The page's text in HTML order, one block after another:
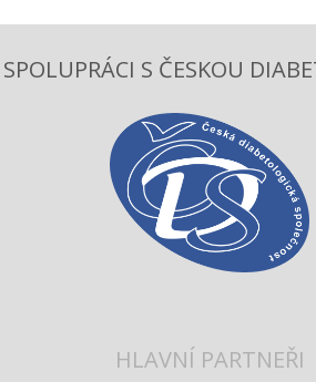
S ČESKOU
HLAVNÍ PARTNEŘI